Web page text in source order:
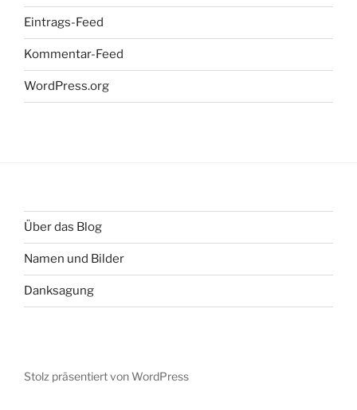
Eintrags-Feed
Kommentar-Feed
WordPress.org
Über das Blog
Namen und Bilder
Danksagung
Stolz präsentiert von WordPress